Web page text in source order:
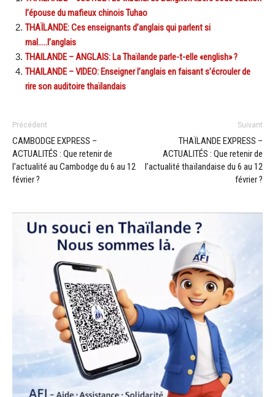
l’épouse du mafieux chinois Tuhao
THAÏLANDE: Ces enseignants d’anglais qui parlent si
mal…..l’anglais
THAILANDE – ANGLAIS: La Thaïlande parle-t-elle «english» ?
THAILANDE – VIDEO: Enseigner l’anglais en faisant s’écrouler de
rire son auditoire thaïlandais
Précédent
CAMBODGE EXPRESS –
ACTUALITÉS : Que retenir de
l’actualité au Cambodge du 6 au 12
février ?
Suivant
THAÏLANDE EXPRESS –
ACTUALITÉS : Que retenir de
l’actualité thaïlandaise du 6 au 12
février ?